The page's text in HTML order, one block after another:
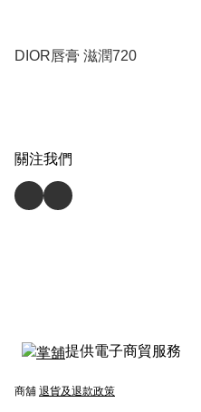
DIOR唇膏 滋潤720
關注我們
提供電子商貿服務
商舖 退貨及退款政策